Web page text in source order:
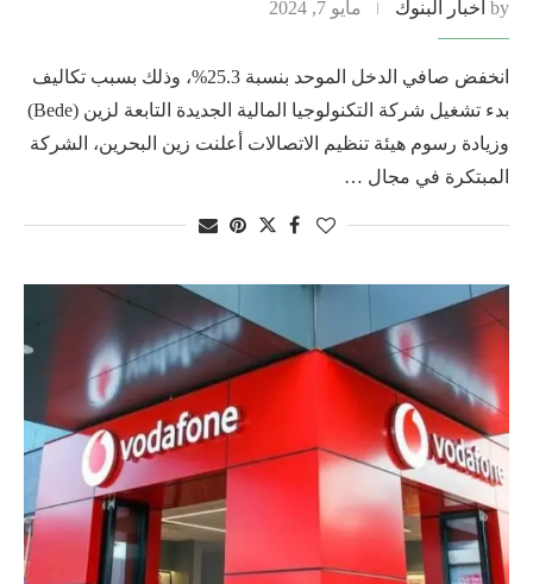
by أخبار البنوك مايو 7, 2024
انخفض صافي الدخل الموحد بنسبة 25.3%، وذلك بسبب تكاليف
بدء تشغيل شركة التكنولوجيا المالية الجديدة التابعة لزين (Bede)
وزيادة رسوم هيئة تنظيم الاتصالات أعلنت زين البحرين، الشركة
المبتكرة في مجال …